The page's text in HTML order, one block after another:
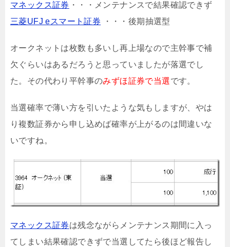
マネックス証券 ・・・メンテナンスで結果確認できず
三菱UFJ eスマート証券 ・・・後期抽選型
オークネットは枚数も多いし再上場なので主幹事で補
欠ぐらいはあるだろうと思っていましたが落選でし
た。その代わり平幹事のみずほ証券で当選です。
当選確率で薄い方を引いたような気もしますが、やは
り複数証券から申し込めば確率が上がるのは間違いな
いですね。
マネックス証券は残念ながらメンテナンス期間に入っ
てしまい結果確認できずで当選してたら後ほど報告し